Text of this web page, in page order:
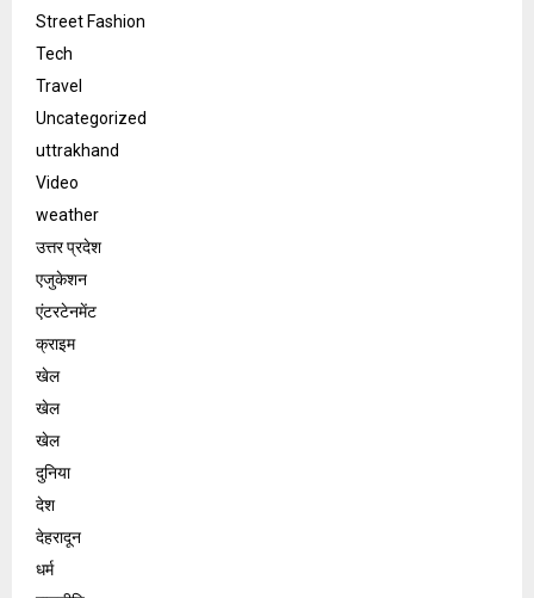
Street Fashion
Tech
Travel
Uncategorized
uttrakhand
Video
weather
उत्तर प्रदेश
एजुकेशन
एंटरटेनमेंट
क्राइम
खेल
खेल
खेल
दुनिया
देश
देहरादून
धर्म